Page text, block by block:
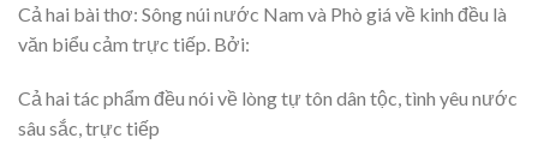
Cả hai bài thơ: Sông núi nước Nam và Phò giá về kinh đều là
văn biểu cảm trực tiếp. Bởi:
Cả hai tác phẩm đều nói về lòng tự tôn dân tộc, tình yêu nước
sâu sắc, trực tiếp